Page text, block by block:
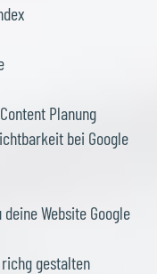
Planung
bei Google
Website Google
gestalten